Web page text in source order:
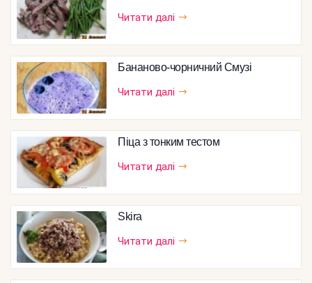
Читати далі
Бананово-чорничний Смузі
Читати далі
Піца з тонким тестом
Читати далі
Skira
Читати далі